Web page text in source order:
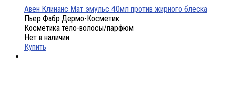
Авен Клинанс Мат эмульс 40мл против жирного блеска
Пьер Фабр Дермо-Косметик
Косметика тело-волосы/парфюм
Нет в наличии
Купить